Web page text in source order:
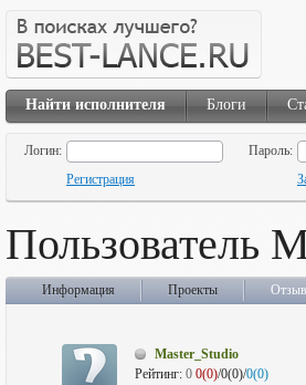
Найти исполнителя Блоги
Логин:
Пароль:
Регистрация
Пользователь
Информация Проекты
Master_Studio
Рейтинг: 0 0(0)/0(0)/0(0)